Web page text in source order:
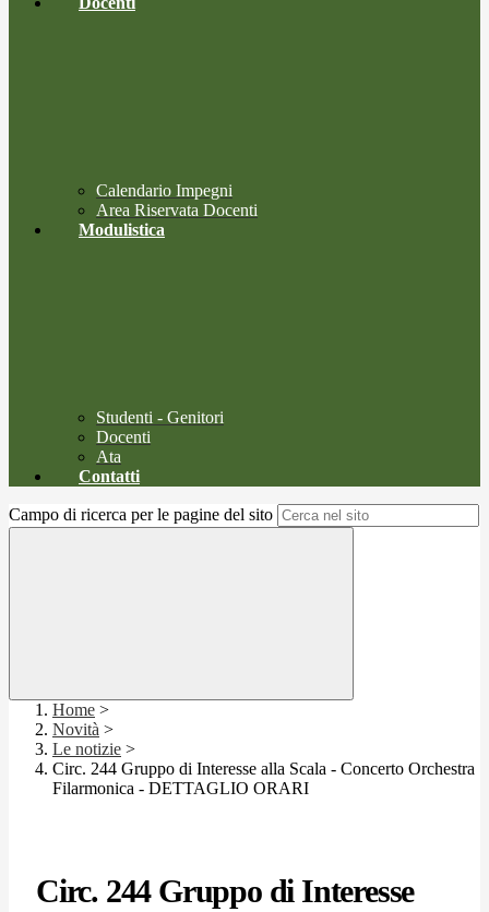
Calendario Impegni
Area Riservata Docenti
Modulistica
Studenti - Genitori
Docenti
Ata
Contatti
Campo di ricerca per le pagine del sito
Home >
Novità >
Le notizie >
Circ. 244 Gruppo di Interesse alla Scala - Concerto Orchestra
Filarmonica - DETTAGLIO ORARI
Circ. 244 Gruppo di Interesse